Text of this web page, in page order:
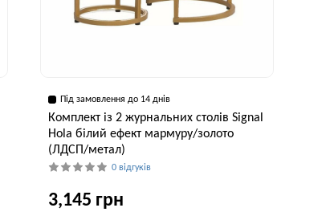
Під замовлення до 14 днів
Комплект із 2 журнальних столів Signal
Hola білий ефект мармуру/золото
(ЛДСП/метал)
0 відгуків
3,145 грн